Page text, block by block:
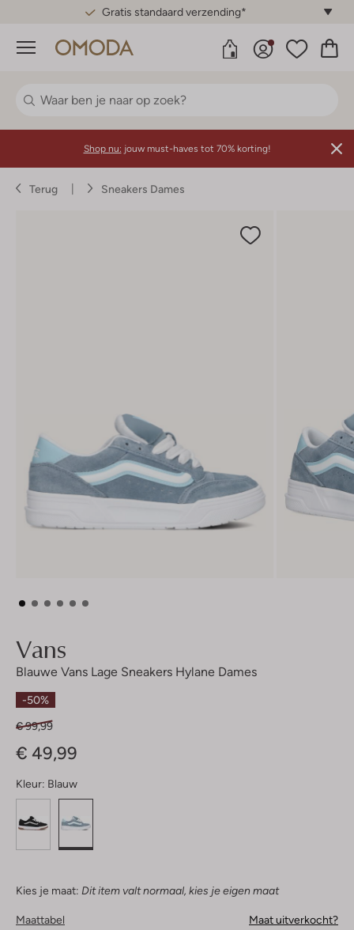
Gratis standaard verzending*
Menu
Shop nu: jouw must-haves tot 70% korting!
Terug Sneakers Dames
Vans
Blauwe Vans Lage Sneakers Hylane Dames
-50%
€ 99,99
€ 49,99
Kleur: Blauw
Kies je maat: Dit item valt normaal, kies je eigen maat
Maattabel Maat uitverkocht?